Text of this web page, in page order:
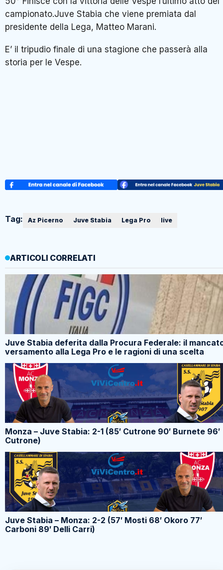
campionato.Juve Stabia che viene premiata dal
presidente della Lega, Matteo Marani.
E’ il tripudio finale di una stagione che passerà alla
storia per le Vespe.
Tag: Az Picerno Juve Stabia Lega Pro live
ARTICOLI CORRELATI
Juve Stabia deferita dalla Procura Federale: il
versamento alla Lega Pro e le ragioni di una scelta
Monza – Juve Stabia: 2-1 (85′ Cutrone 90′ Burnete 96′
Cutrone)
Juve Stabia – Monza: 2-2 (57′ Mosti 68′ Okoro 77′
Carboni 89′ Delli Carri)